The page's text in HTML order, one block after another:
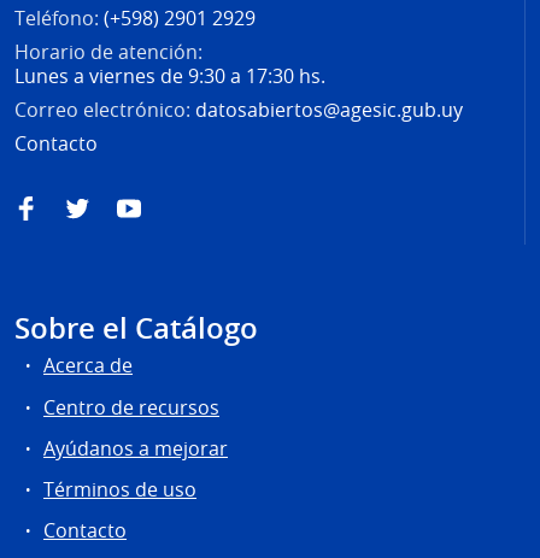
Teléfono: (+598) 2901 2929
Horario de atención:
Lunes a viernes de 9:30 a 17:30 hs.
Correo electrónico: datosabiertos@agesic.gub.uy
Contacto
FacebookTwitterYouTube
Sobre el Catálogo
Acerca de
Centro de recursos
Ayúdanos a mejorar
Términos de uso
Contacto